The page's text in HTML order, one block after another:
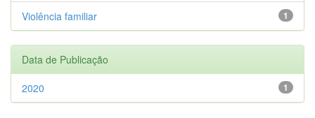
1
Violência familiar
Data de Publicação
1
2020